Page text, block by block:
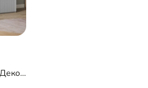
Распашной шкаф Лесама-6 Декор 4